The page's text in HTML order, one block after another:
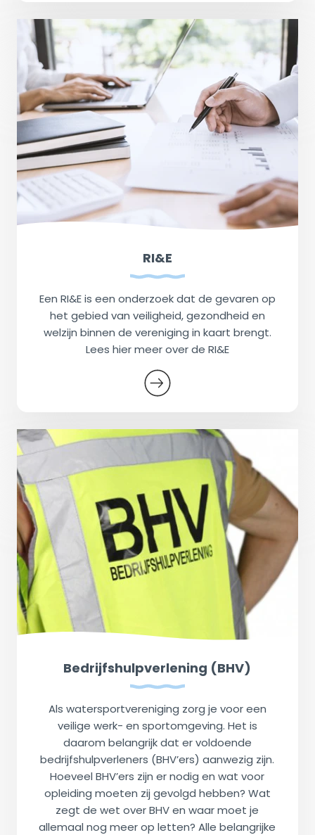
RI&E
Een RI&E is een onderzoek dat de gevaren op
het gebied van veiligheid, gezondheid en
welzijn binnen de vereniging in kaart brengt.
Lees hier meer over de RI&E
Bedrijfshulpverlening (BHV)
Als watersportvereniging zorg je voor een
veilige werk- en sportomgeving. Het is
daarom belangrijk dat er voldoende
bedrijfshulpverleners (BHV’ers) aanwezig zijn.
Hoeveel BHV’ers zijn er nodig en wat voor
opleiding moeten zij gevolgd hebben? Wat
zegt de wet over BHV en waar moet je
allemaal nog meer op letten? Alle belangrijke